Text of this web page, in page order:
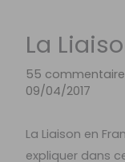
La
55
09/04/2017
La Liaison en
expliquer dans